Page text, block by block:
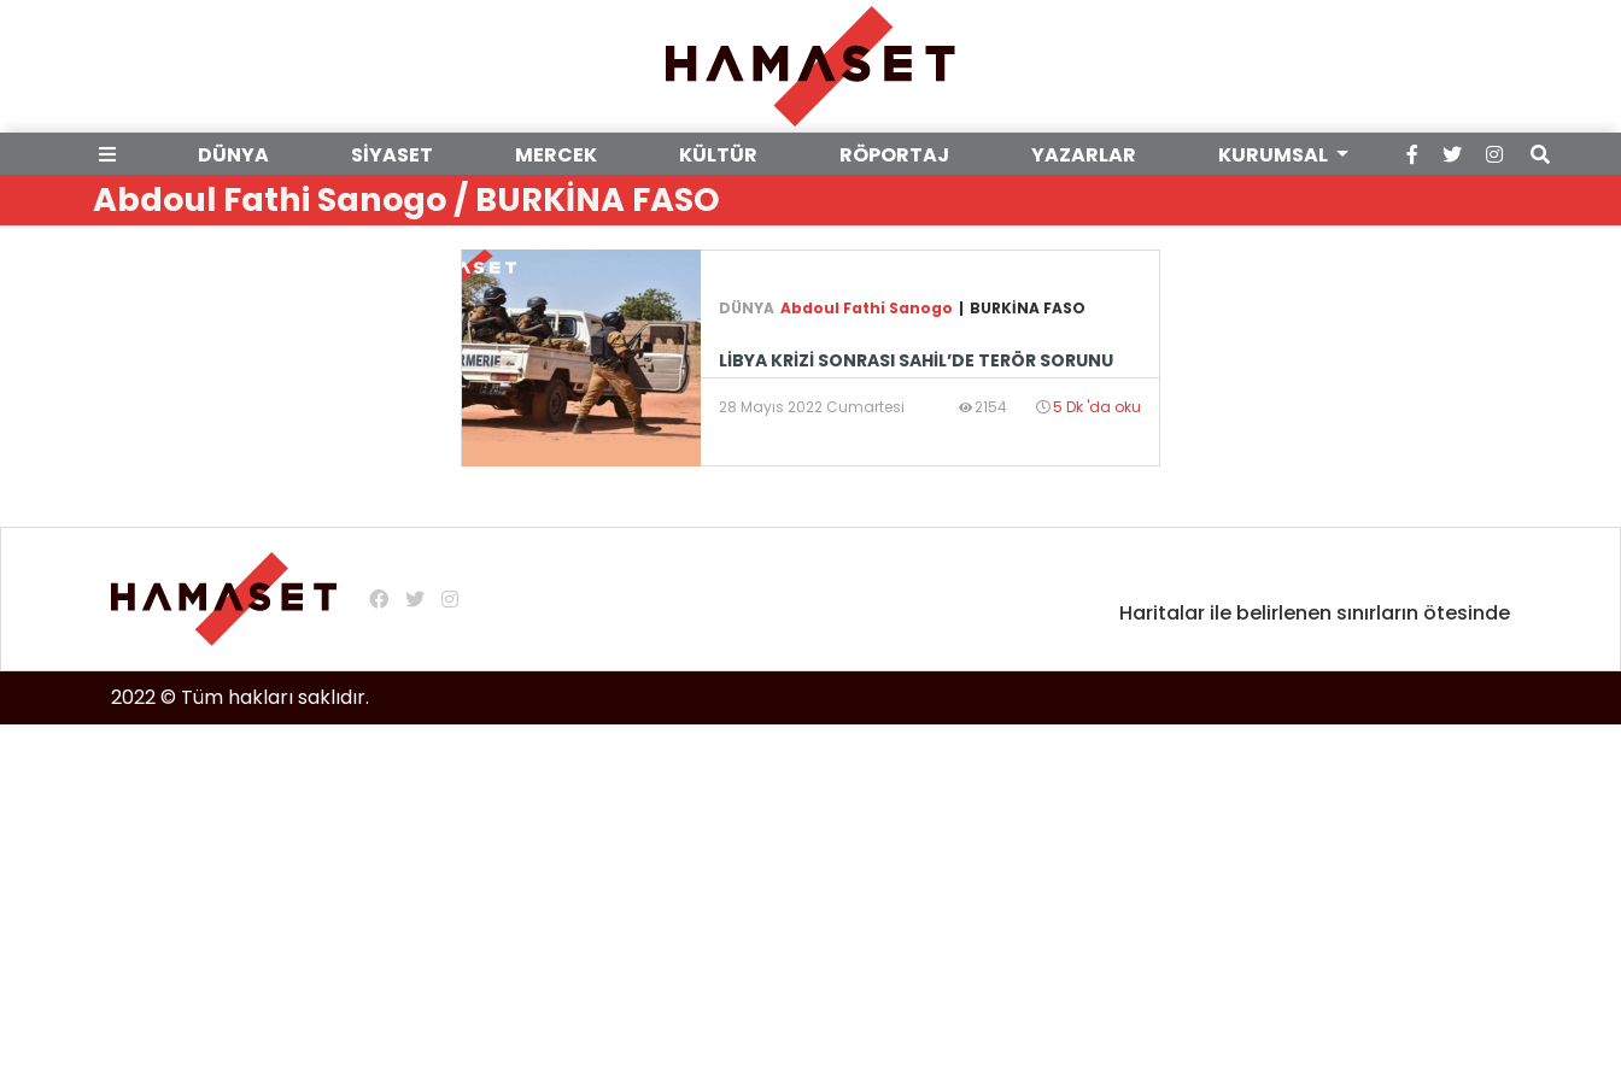
DÜNYA SİYASET MERCEK KÜLTÜR RÖPORTAJ YAZARLAR KURUMSAL
Abdoul Fathi Sanogo / BURKİNA FASO
DÜNYA Abdoul Fathi Sanogo | BURKİNA FASO
LİBYA KRİZİ SONRASI SAHİL’DE TERÖR SORUNU
28 Mayıs 2022 Cumartesi 2154 5 Dk 'da oku
Haritalar ile belirlenen sınırların ötesinde
2022 © Tüm hakları saklıdır.